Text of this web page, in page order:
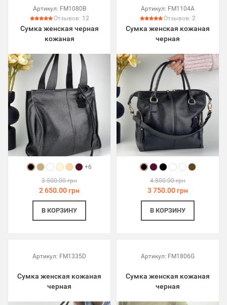
Артикул: FM1080B
Отзывов: 12
Сумка женская черная
кожаная
+6
3 500.00 грн
2 650.00 грн
В КОРЗИНУ
Артикул: FM1104A
Отзывов: 2
Сумка женская кожаная
черная
4 800.00 грн
3 750.00 грн
В КОРЗИНУ
Артикул: FM1335D
Сумка женская кожаная
черная
Артикул: FM1806G
Сумка женская кожаная
черная